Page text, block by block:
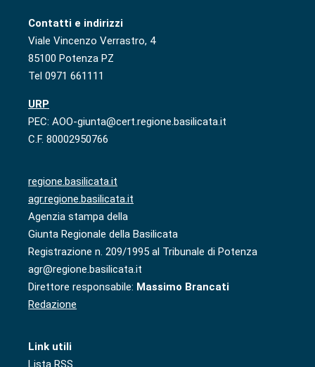
Contatti e indirizzi
Viale Vincenzo Verrastro, 4
85100 Potenza PZ
Tel 0971 661111
URP
PEC: AOO-giunta@cert.regione.basilicata.it
C.F. 80002950766
regione.basilicata.it
agr.regione.basilicata.it
Agenzia stampa della
Giunta Regionale della Basilicata
Registrazione n. 209/1995 al Tribunale di Potenza
agr@regione.basilicata.it
Direttore responsabile: Massimo Brancati
Redazione
Link utili
Lista RSS